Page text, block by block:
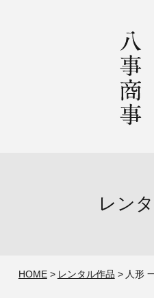
レン
HOME レンタル作品 人形